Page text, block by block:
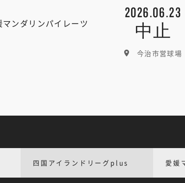
マンダリンパイレーツ
2026.06.23
中止
今治市営球場
四国アイランドリーグplus 愛媛